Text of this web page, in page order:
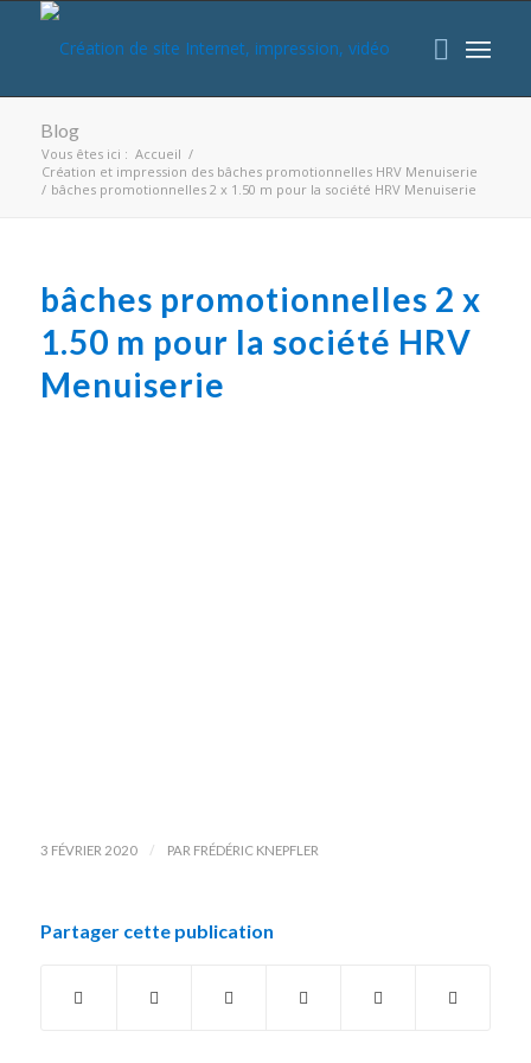
Blog
Vous êtes ici : Accueil /
Création et impression des bâches promotionnelles HRV Menuiserie
/ bâches promotionnelles 2 x 1.50 m pour la société HRV Menuiserie
bâches promotionnelles 2 x
1.50 m pour la société HRV
Menuiserie
3 FÉVRIER 2020 / PAR FRÉDÉRIC KNEPFLER
Partager cette publication